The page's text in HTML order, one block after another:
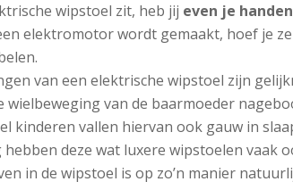
wipstoel zit, heb jij even je
elektromotor wordt gemaakt, hoef je
van een elektrische wipstoel zijn
van de baarmoeder
kinderen vallen hiervan ook gauw in
deze wat luxere wipstoelen vaak
in de wipstoel is op zo’n manier